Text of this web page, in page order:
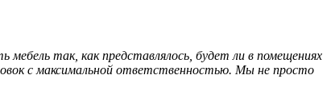
так, как представлялось, будет ли в помещениях
с максимальной ответственностью. Мы не просто